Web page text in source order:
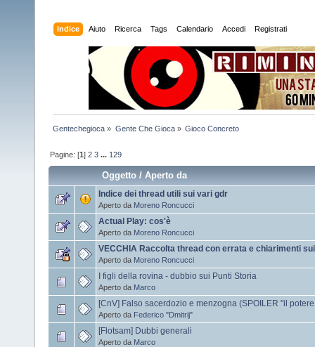
Indice Aiuto Ricerca Tags Calendario Accedi Registrati
Gentechegioca » Gente Che Gioca» Gioco Concreto
Pagine: [1]2 3 ... 129
Oggetto /Aperto da
Indice dei thread utili sui vari gdr
Aperto da Moreno Roncucci
Actual Play: cos'è
Aperto da Moreno Roncucci
VECCHIA Raccolta thread con errata e chiarimenti
Aperto da Moreno Roncucci
I figli della rovina - dubbio sui Punti Storia
Aperto da Marco
[CnV] Falso sacerdozio e menzogna (SPOILER "il
Aperto da Federico "Dmitrij"
[Flotsam] Dubbi generali
Aperto da Marco